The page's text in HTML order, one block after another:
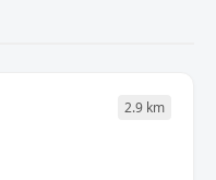
2.9 km